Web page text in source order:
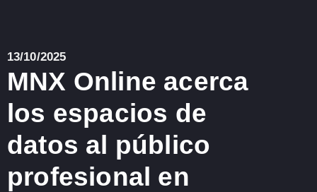
13/10/2025
MNX Online acerca
los espacios de
datos al público
profesional en